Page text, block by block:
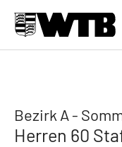
Bezirk A -
Herren 60